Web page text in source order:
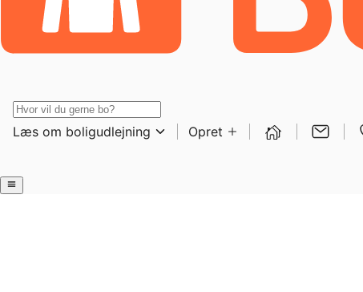
Læs om boligudlejning Opret